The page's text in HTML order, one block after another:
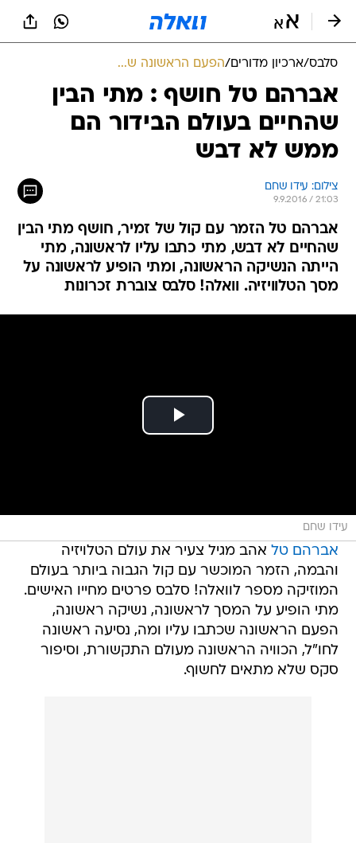
סלבס/ארכיון מדורים/הפעם הראשונה ש...
אברהם טל חושף : מתי הבין
שהחיים בעולם הבידור הם
ממש לא דבש
צילום: עידו שחם
9.9.2016 / 21:03
אברהם טל הזמר עם קול של זמיר, חושף מתי הבין
שהחיים לא דבש, מתי כתבו עליו לראשונה, מתי
הייתה הנשיקה הראשונה, ומתי הופיע לראשונה על
מסך הטלוויזיה. וואלה! סלבס צוברת זכרונות
עידו שחם
אברהם טל אהב מגיל צעיר את עולם הטלויזיה
והבמה, הזמר המוכשר עם קול הגבוה ביותר בעולם
המוזיקה מספר לוואלה! סלבס פרטים מחייו האישים.
מתי הופיע על המסך לראשונה, נשיקה ראשונה,
הפעם הראשונה שכתבו עליו ומה, נסיעה ראשונה
לחו"ל, הכוויה הראשונה מעולם התקשורת, וסיפור
סקס שלא מתאים לחשוף.